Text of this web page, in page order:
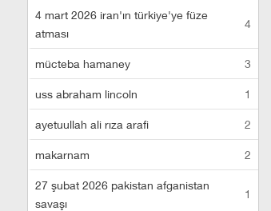
4 mart 2026 iran'ın türkiye'ye füze
atması
4
mücteba hamaney 3
uss abraham lincoln 1
ayetuullah ali rıza arafi 2
makarnam 2
27 şubat 2026 pakistan afganistan
savaşı
1